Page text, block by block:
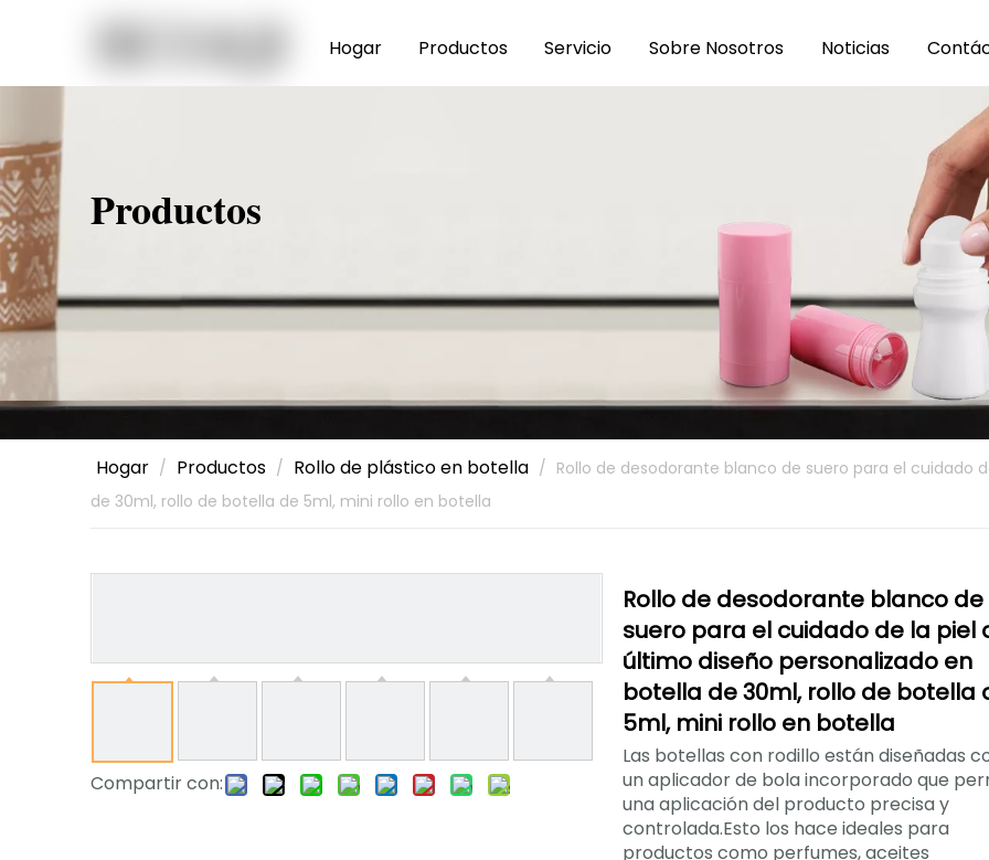
Hogar Productos Servicio Sobre Nosotros Noticias
Productos
Hogar / Productos / Rollo de plástico en botella / Rollo de desodorante blanco de suero para el cuidado
de 30ml, rollo de botella de 5ml, mini rollo en botella
Compartir con:
Rollo de desodorante blanco de
suero para el cuidado de la piel
último diseño personalizado en
botella de 30ml, rollo de botella
5ml, mini rollo en botella
Las botellas con rodillo están diseñadas
un aplicador de bola incorporado que
una aplicación del producto precisa y
controlada.Esto los hace ideales para
productos como perfumes, aceites